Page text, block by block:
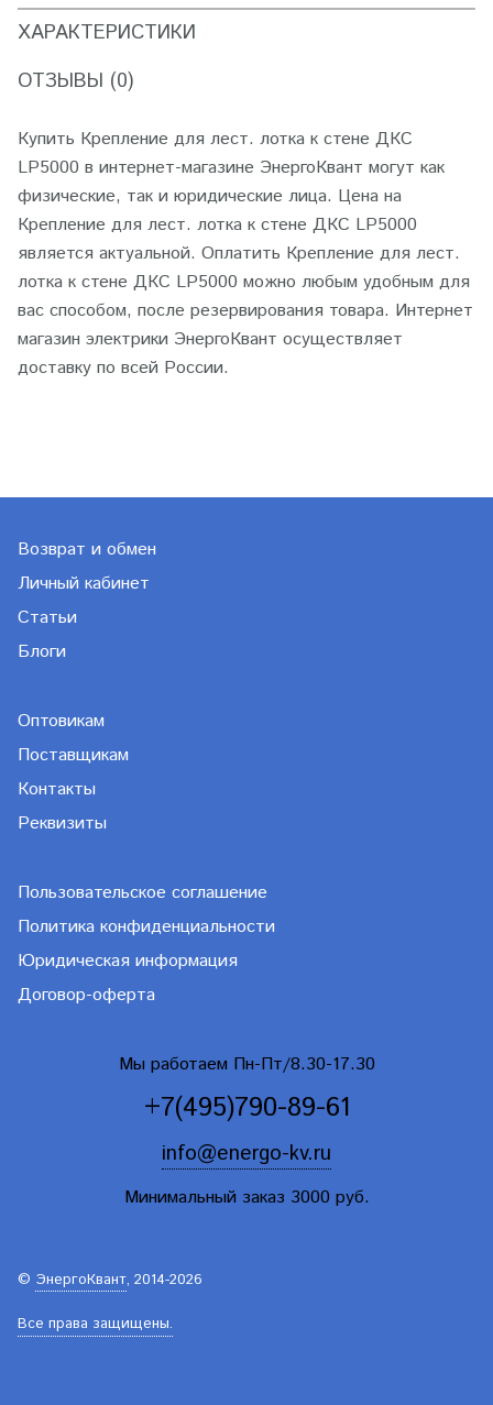
ХАРАКТЕРИСТИКИ
ОТЗЫВЫ (0)
Купить Крепление для лест. лотка к стене ДКС
LP5000 в интернет-магазине ЭнергоКвант могут как
физические, так и юридические лица. Цена на
Крепление для лест. лотка к стене ДКС LP5000
является актуальной. Оплатить Крепление для лест.
лотка к стене ДКС LP5000 можно любым удобным для
вас способом, после резервирования товара. Интернет
магазин электрики ЭнергоКвант осуществляет
доставку по всей России.
Возврат и обмен
Личный кабинет
Статьи
Блоги
Оптовикам
Поставщикам
Контакты
Реквизиты
Пользовательское соглашение
Политика конфиденциальности
Юридическая информация
Договор-оферта
Мы работаем Пн-Пт/8.30-17.30
+7(495)790-89-61
info@energo-kv.ru
Минимальный заказ 3000 руб.
© ЭнергоКвант, 2014-2026
Все права защищены.